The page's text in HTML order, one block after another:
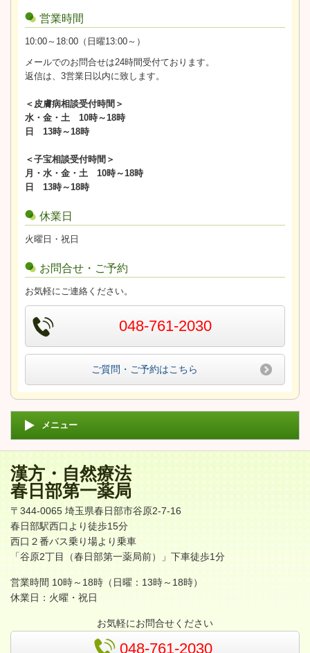
営業時間
10:00～18:00（日曜13:00～）
メールでのお問合せは24時間受付ております。
返信は、3営業日以内に致します。
＜皮膚病相談受付時間＞
水・金・土 10時～18時
日 13時～18時
＜子宝相談受付時間＞
月・水・金・土 10時～18時
日 13時～18時
休業日
火曜日・祝日
お問合せ・ご予約
お気軽にご連絡ください。
048-761-2030
ご質問・ご予約はこちら
メニュー
漢方・自然療法
春日部第一薬局
〒344-0065 埼玉県春日部市谷原2-7-16
春日部駅西口より徒歩15分
西口２番バス乗り場より乗車
「谷原2丁目（春日部第一薬局前）」下車徒歩1分
営業時間 10時～18時（日曜：13時～18時）
休業日：火曜・祝日
お気軽にお問合せください
048-761-2030